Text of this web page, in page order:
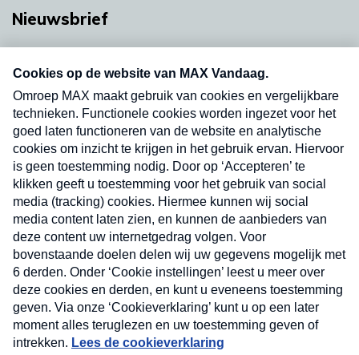
Nieuwsbrief
nieuwsbrief. Elke vrijdag- en dinsdagochtend in
uw mailbox.
Verzend
Nieuwsbrief
Neem hier een gratis abonnement op onze
nieuwsbrief. Elke vrijdag- en dinsdagochtend in uw